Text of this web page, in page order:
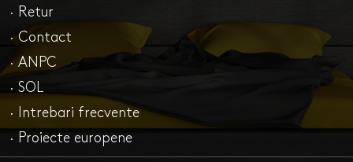
· Retur
· Contact
· ANPC
· SOL
· Intrebari frecvente
· Proiecte europene